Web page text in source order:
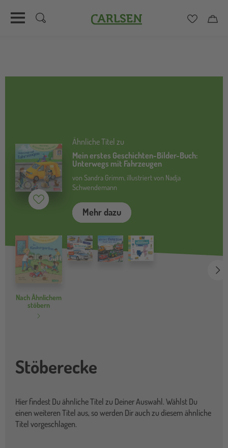
Carlsen
Ähnliche Titel zu
Mein erstes Geschichten-Bilder-Buch:
Unterwegs mit Fahrzeugen
von Sandra Grimm, illustriert von Nadja
Schwendemann
Mehr dazu
Merken ( inaktiv)
Nach Ähnlichem
stöbern
Stöberecke
Hier findest Du ähnliche Titel zu Deiner Auswahl. Wählst Du
einen weiteren Titel aus, so werden Dir auch zu diesem ähnliche
Titel vorgeschlagen.